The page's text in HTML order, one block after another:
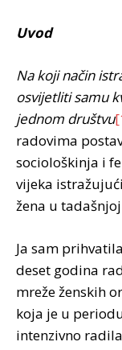
Uvod
Na koji način
osvijetliti samu
jednom društvu
radovima
sociološkinja i
vijeka
žena u
Ja sam
deset godina
mreže ženskih
koja je u
intenzivno